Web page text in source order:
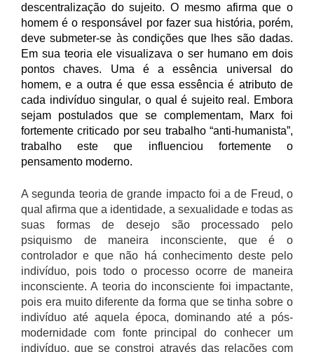
descentralização do sujeito. O mesmo afirma que o
homem é o responsável por fazer sua história, porém,
deve submeter-se às condições que lhes são dadas.
Em sua teoria ele visualizava o ser humano em dois
pontos chaves. Uma é a essência universal do
homem, e a outra é que essa essência é atributo de
cada indivíduo singular, o qual é sujeito real. Embora
sejam postulados que se complementam, Marx foi
fortemente criticado por seu trabalho “anti-humanista”,
trabalho este que influenciou fortemente o
pensamento moderno.
A segunda teoria de grande impacto foi a de Freud, o
qual afirma que a identidade, a sexualidade e todas as
suas formas de desejo são processado pelo
psiquismo de maneira inconsciente, que é o
controlador e que não há conhecimento deste pelo
indivíduo, pois todo o processo ocorre de maneira
inconsciente. A teoria do inconsciente foi impactante,
pois era muito diferente da forma que se tinha sobre o
indivíduo até aquela época, dominando até a pós-
modernidade com fonte principal do conhecer um
indivíduo, que se constroi através das relações com